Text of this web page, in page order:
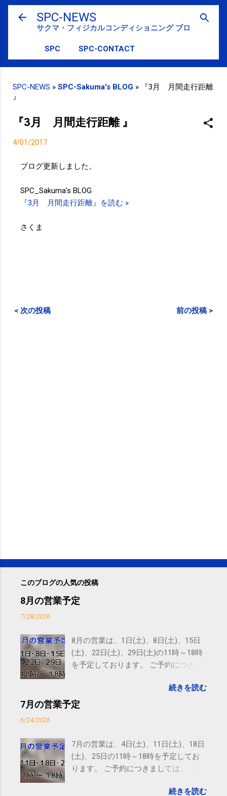
スキップしてメイン コンテンツに移動
SPC-NEWS
サクマ・フィジカルコンディショニング ブログ
SPC SPC-CONTACT
SPC-NEWS » SPC-Sakuma's BLOG »
『3月 月間走行距離
』
『3月 月間走行距離 』
4/01/2017
ブログ更新しました。
SPC_Sakuma's BLOG
『3月 月間走行距離』を読む »
さくま
< 次の投稿 前の投稿 >
このブログの人気の投稿
8月の営業予定
7/28/2026
8月の営業は、1日(土)、8日(土)、15日
(土)、22日(土)、29日(土)の11時～18時
を予定しております。 ご予約につきま
す。 電話に出られないことがあります
ので、ご予約、お問い合わせは
続きを読む
7月の営業予定
6/24/2026
7月の営業は、4日(土)、11日(土)、18日
(土)、25日の11時～18時を予定してお
ります。 ご予約につきましては、 こち
れないことがありますので、ご予約、
続きを読む